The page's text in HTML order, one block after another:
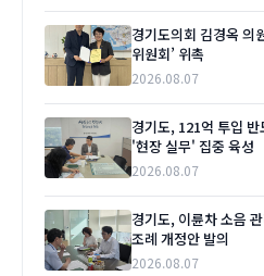
경기도의회 김경옥 의
위원회’ 위촉
2026.08.07
경기도, 121억 투입
'현장 실무' 집중 육성
2026.08.07
경기도, 이륜차 소음
조례 개정안 발의
2026.08.07